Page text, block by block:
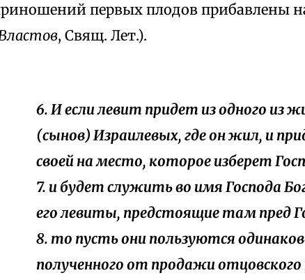
первых плодов прибавлены
, Свящ. Лет.).
6. И если левит придет из одного из
(сынов) Израилевых, где он жил, и
своей на место, которое изберет
7. и будет служить во имя Господа
его левиты, предстоящие там пред
8. то пусть они пользуются
полученного от продажи